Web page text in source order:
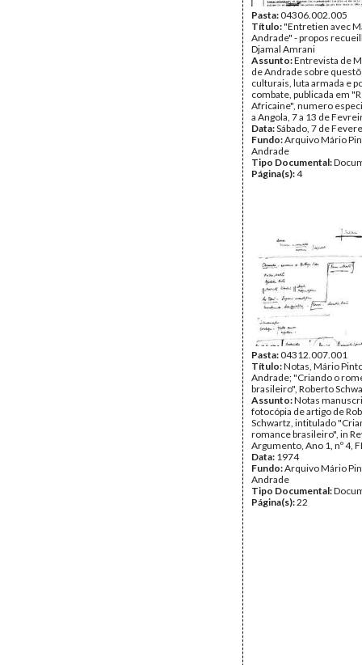
Pasta:04306.002.005
Título:"Entretien avec
Andrade" - propos
Djamal Amrani
Assunto:Entrevista de
de Andrade sobre
culturais, luta armada e
combate, publicada em
Africaine", numero
a Angola, 7 a 13 de
Data:Sábado, 7 de
Fundo:Arquivo Mário
Andrade
Tipo Documental:
Página(s):4
Pasta:04312.007.001
Título:Notas, Mário
Andrade; "Criando o
brasileiro", Roberto
Assunto:Notas
fotocópia de artigo de
Schwartz, intitulado
romance brasileiro", in
Argumento, Ano 1, nº 4,
Data: 1974
Fundo:Arquivo Mário
Andrade
Tipo Documental:
Página(s):22